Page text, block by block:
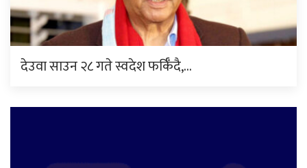
देउवा साउन २८ गते स्वदेश फर्किँदै,…